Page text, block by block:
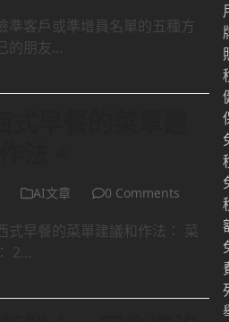
準客戶或準增員名單的五種方
的朋友…
AI文章 0 Comments
式早餐的菜單建議和作法： 菜
2…